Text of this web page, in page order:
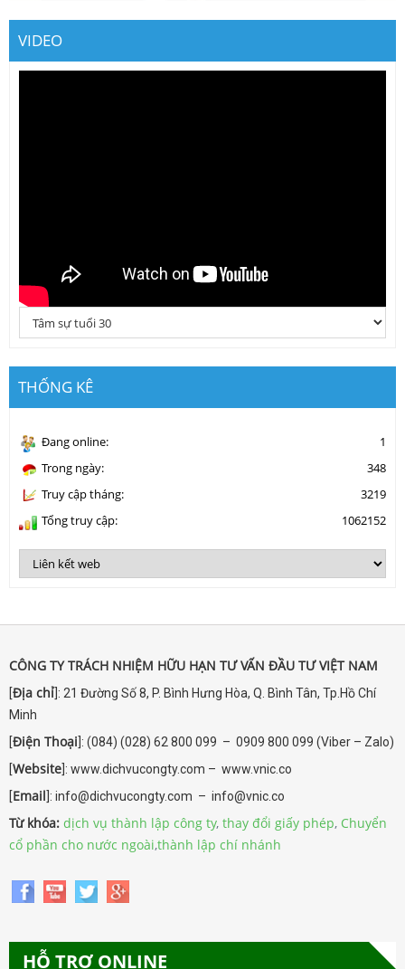
VIDEO
THỐNG KÊ
Đang online:
1
Trong ngày:
348
Truy cập tháng:
3219
Tổng truy cập:
1062152
CÔNG TY TRÁCH NHIỆM HỮU HẠN TƯ VẤN ĐẦU TƯ VIỆT NAM
[Địa chỉ ]: 21 Đường Số 8, P. Bình Hưng Hòa, Q. Bình Tân, Tp.Hồ Chí
Minh
[Điện Thoại ]: (084) (028) 62 800 099 – 0909 800 099 (Viber – Zalo)
[Website ]: www.dichvucongty.com – www.vnic.co
[Email ]: info@dichvucongty.com – info@vnic.co
Từ khóa: dịch vụ thành lập công ty, thay đổi giấy phép, Chuyển
cổ phần cho nước ngoài,thành lập chí nhánh
HỖ TRỢ ONLINE